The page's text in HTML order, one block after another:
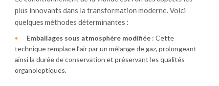
plus innovants dans la transformation moderne. Voici
quelques méthodes déterminantes :
Emballages sous atmosphère modifiée : Cette
technique remplace l’air par un mélange de gaz, prolongeant
ainsi la durée de conservation et préservant les qualités
organoleptiques.